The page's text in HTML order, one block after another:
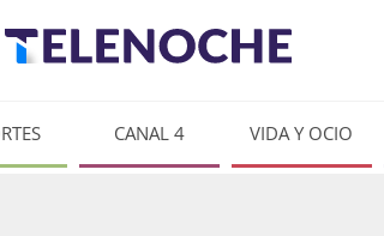
CANAL 4 VIDA Y OCIO